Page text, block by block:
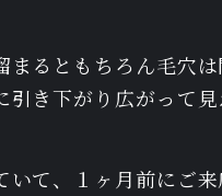
まるともちろん毛穴
き下がり広がって見
いて、１ヶ月前にご